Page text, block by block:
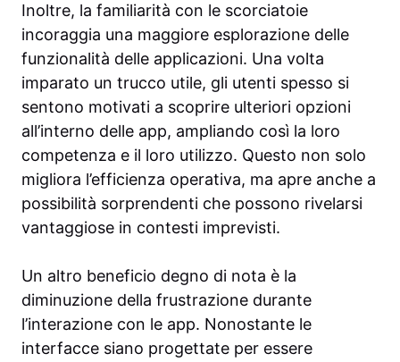
Inoltre, la familiarità con le scorciatoie
incoraggia una maggiore esplorazione delle
funzionalità delle applicazioni. Una volta
imparato un trucco utile, gli utenti spesso si
sentono motivati a scoprire ulteriori opzioni
all’interno delle app, ampliando così la loro
competenza e il loro utilizzo. Questo non solo
migliora l’efficienza operativa, ma apre anche a
possibilità sorprendenti che possono rivelarsi
vantaggiose in contesti imprevisti.
Un altro beneficio degno di nota è la
diminuzione della frustrazione durante
l’interazione con le app. Nonostante le
interfacce siano progettate per essere